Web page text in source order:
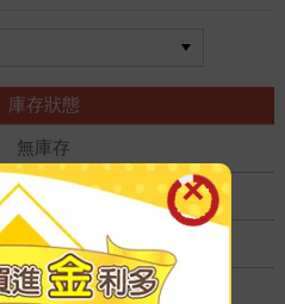
庫存狀態
無庫存
無庫存
無庫存
無庫存